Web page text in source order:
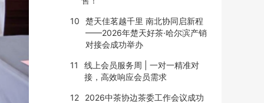
10
楚天佳茗越千里 南北协同启新程
——2026年楚天好茶·哈尔滨产销
对接会成功举办
11
线上会员服务周 | 一对一精准对
接，高效响应会员需求
12
2026中茶协边茶委工作会议成功